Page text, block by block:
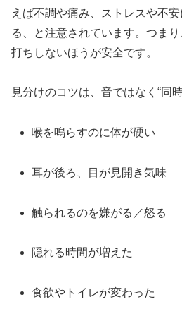
えば不調や痛み、ストレスや不
る、と注意されています。つま
打ちしないほうが安全です。
見分けのコツは、音ではなく“同
喉を鳴らすのに体が硬い
耳が後ろ、目が見開き気味
触られるのを嫌がる／怒る
隠れる時間が増えた
食欲やトイレが変わった